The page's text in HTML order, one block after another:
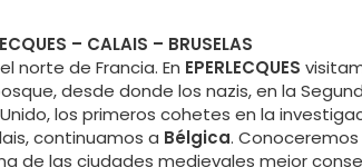
– CALAIS – BRUSELAS
norte de Francia. En EPERLECQUES
desde donde los nazis, en la
los primeros cohetes en la
continuamos a Bélgica. Conoceremos
de las ciudades medievales mejor